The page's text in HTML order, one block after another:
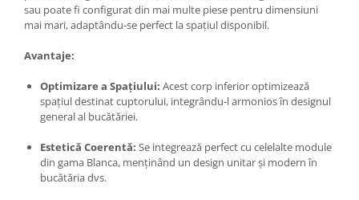
sau poate fi configurat din mai multe piese pentru dimensiuni
mai mari, adaptându-se perfect la spațiul disponibil.
Avantaje:
Optimizare a Spațiului: Acest corp inferior optimizează
spațiul destinat cuptorului, integrându-l armonios în designul
general al bucătăriei.
Estetică Coerentă: Se integrează perfect cu celelalte module
din gama Blanca, menținând un design unitar și modern în
bucătăria dvs.